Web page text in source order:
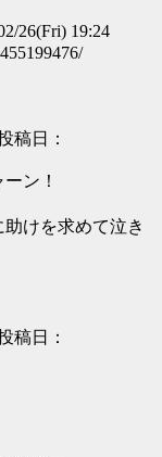
26(Fri) 19:24
稿日：
ン！
けを求めて泣き
稿日：